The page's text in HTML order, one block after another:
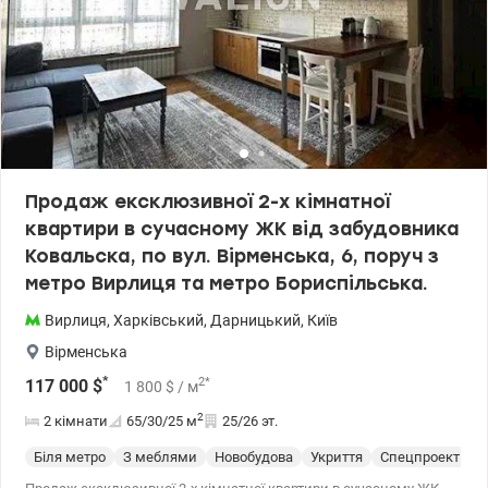
Продаж ексклюзивної 2-х кімнатної
квартири в сучасному ЖК від забудовника
Ковальска, по вул. Вірменська, 6, поруч з
метро Вирлиця та метро Бориспільська.
Вирлиця, Харківський, Дарницький, Київ
Вірменська
117 000 $* 1 800 $ / м2*
2 кімнати 65/30/25 м2 25/26 эт.
Біля метро З меблями Новобудова Укриття Спецпроект